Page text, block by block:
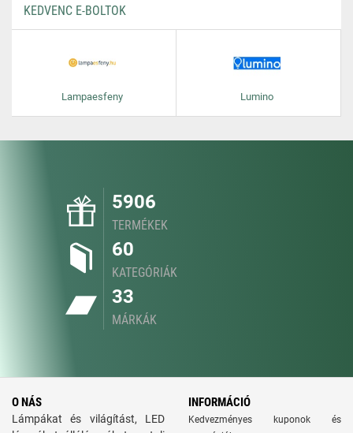
KEDVENC E-BOLTOK
Lampaesfeny Lumino
5906
TERMÉKEK
60
KATEGÓRIÁK
33
MÁRKÁK
O NÁS
Lámpákat és világítást, LED
INFORMÁCIÓ
Kedvezményes kuponok és